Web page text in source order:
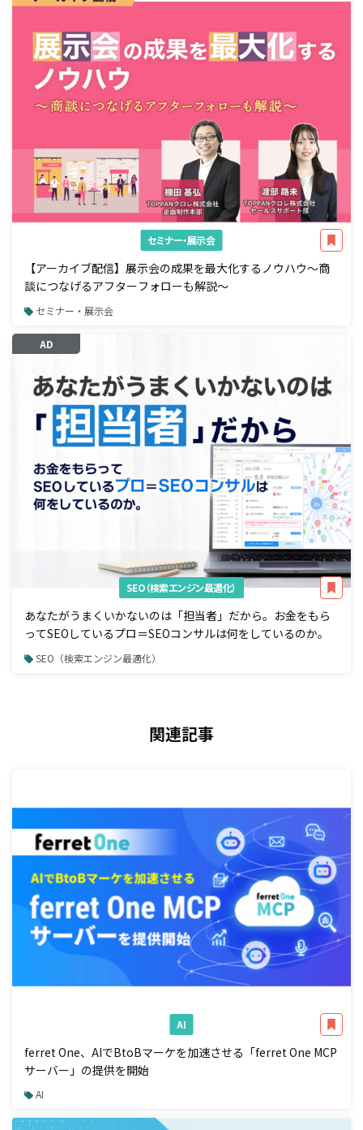
セミナー・展示会
【アーカイブ配信】展示会の成果を最大化するノウハウ～商
談につなげるアフターフォローも解説～
セミナー・展示会
AD
SEO（検索エンジン最適化）
あなたがうまくいかないのは「担当者」だから。お金をもら
ってSEOしているプロ＝SEOコンサルは何をしているのか。
SEO（検索エンジン最適化）
関連記事
AI
ferret One、AIでBtoBマーケを加速させる「ferret One MCP
サーバー」の提供を開始
AI